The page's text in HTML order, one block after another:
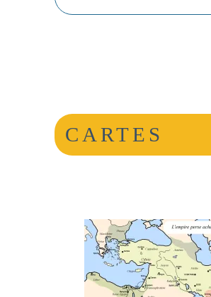
CARTES